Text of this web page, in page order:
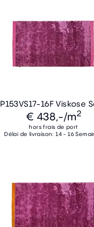
P153VS17-16F Viskose
€ 438,-/m2
hors frais de port
Délai de livraison: 14 - 16